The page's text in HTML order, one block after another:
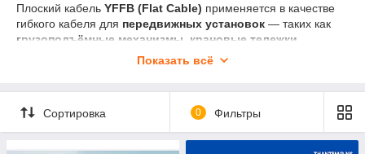
Плоский кабель YFFB (Flat Cable) применяется в качестве
гибкого кабеля для передвижных установок — таких как
грузоподъёмные механизмы
крановые тележки
конвейерные системы
монорельсовые тельферы
Основные преимущества YFFB плоского кабеля:
Малый радиус изгиба— позволяет кабелю
Показать всё
Сортировка 0 Фильтры